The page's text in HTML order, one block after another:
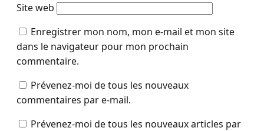
Site web
Enregistrer mon nom, mon e-mail et mon site
dans le navigateur pour mon prochain
commentaire.
Prévenez-moi de tous les nouveaux
commentaires par e-mail.
Prévenez-moi de tous les nouveaux articles par